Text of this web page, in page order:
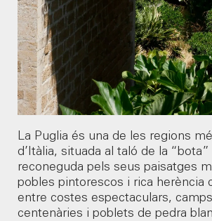
La Puglia és una de les regions
d’Itàlia, situada al taló de la
reconeguda pels seus paisatges
pobles pintorescos i rica herència
entre costes espectaculars,
centenàries i poblets de pedra
10 11 13 14
17 18 19 20 21
31
He llegit i accepto lapolítica de